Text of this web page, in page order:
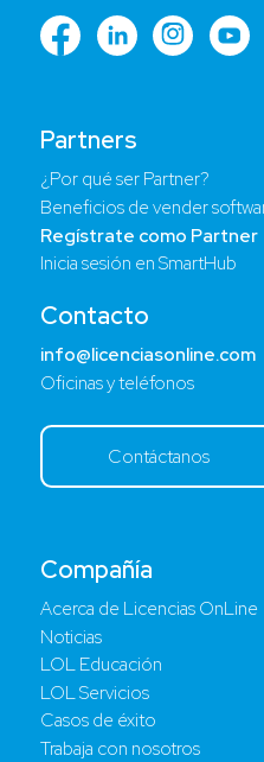
Compañía
Acerca de Licencias OnLine
Noticias
LOL Educación
LOL Servicios
Casos de éxito
Trabaja con nosotros
Partners
¿Por qué ser Partner?
Beneficios de vender
Regístrate como Partner
Inicia sesión en SmartHub
Contacto
info@licenciasonline.com
Oficinas y teléfonos
Contáctanos